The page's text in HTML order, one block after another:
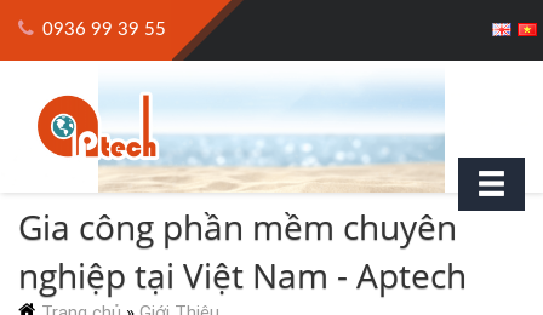
0936 99 39 55
Gia công phần mềm chuyên
nghiệp tại Việt Nam - Aptech